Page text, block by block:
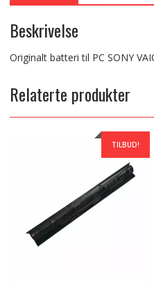
Beskrivelse
Originalt batteri til PC SONY
Relaterte produkter
TILBUD!